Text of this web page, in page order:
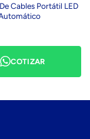
Cables Portátil LED
COTIZAR